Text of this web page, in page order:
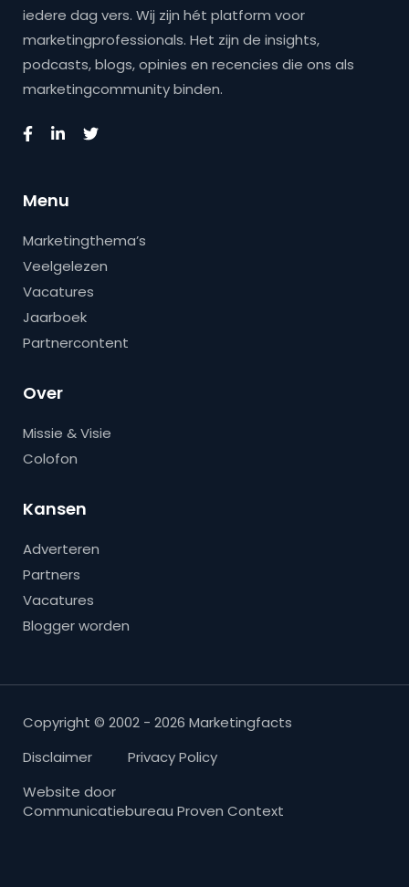
iedere dag vers. Wij zijn hét platform voor
marketingprofessionals. Het zijn de insights,
podcasts, blogs, opinies en recencies die ons als
marketingcommunity binden.
Menu
Marketingthema’s
Veelgelezen
Vacatures
Jaarboek
Partnercontent
Over
Missie & Visie
Colofon
Kansen
Adverteren
Partners
Vacatures
Blogger worden
Copyright © 2002 - 2026 Marketingfacts
Disclaimer
Privacy Policy
Website door
Communicatiebureau Proven Context